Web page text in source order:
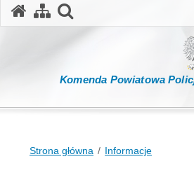
Komenda Powiatowa
Strona główna Informacje